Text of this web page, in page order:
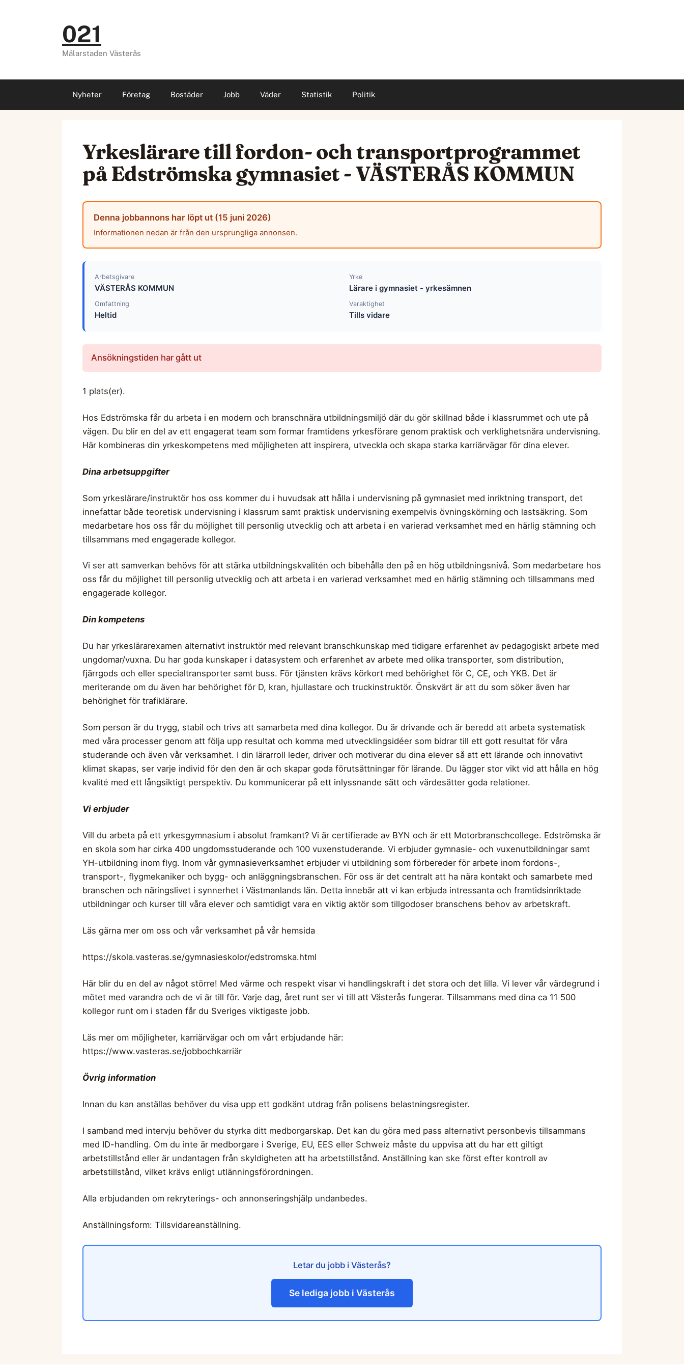
021
Mälarstaden Västerås
Nyheter Företag Bostäder Jobb Väder Statistik Politik
Yrkeslärare till fordon- och transportprogrammet
på Edströmska gymnasiet - VÄSTERÅS KOMMUN
Denna jobbannons har löpt ut (15 juni 2026)
Informationen nedan är från den ursprungliga annonsen.
Arbetsgivare
VÄSTERÅS KOMMUN
Yrke
Lärare i gymnasiet - yrkesämnen
Omfattning
Heltid
Varaktighet
Tills vidare
Ansökningstiden har gått ut
1 plats(er).
Hos Edströmska får du arbeta i en modern och branschnära utbildningsmiljö där du gör skillnad både i klassrummet och ute på
vägen. Du blir en del av ett engagerat team som formar framtidens yrkesförare genom praktisk och verklighetsnära undervisning.
Här kombineras din yrkeskompetens med möjligheten att inspirera, utveckla och skapa starka karriärvägar för dina elever.
Dina arbetsuppgifter
Som yrkeslärare/instruktör hos oss kommer du i huvudsak att hålla i undervisning på gymnasiet med inriktning transport, det
innefattar både teoretisk undervisning i klassrum samt praktisk undervisning exempelvis övningskörning och lastsäkring. Som
medarbetare hos oss får du möjlighet till personlig utvecklig och att arbeta i en varierad verksamhet med en härlig stämning och
tillsammans med engagerade kollegor.
Vi ser att samverkan behövs för att stärka utbildningskvalitén och bibehålla den på en hög utbildningsnivå. Som medarbetare hos
oss får du möjlighet till personlig utvecklig och att arbeta i en varierad verksamhet med en härlig stämning och tillsammans med
engagerade kollegor.
Din kompetens
Du har yrkeslärarexamen alternativt instruktör med relevant branschkunskap med tidigare erfarenhet av pedagogiskt arbete med
ungdomar/vuxna. Du har goda kunskaper i datasystem och erfarenhet av arbete med olika transporter, som distribution,
fjärrgods och eller specialtransporter samt buss. För tjänsten krävs körkort med behörighet för C, CE, och YKB. Det är
meriterande om du även har behörighet för D, kran, hjullastare och truckinstruktör. Önskvärt är att du som söker även har
behörighet för trafiklärare.
Som person är du trygg, stabil och trivs att samarbeta med dina kollegor. Du är drivande och är beredd att arbeta systematisk
med våra processer genom att följa upp resultat och komma med utvecklingsidéer som bidrar till ett gott resultat för våra
studerande och även vår verksamhet. I din lärarroll leder, driver och motiverar du dina elever så att ett lärande och innovativt
klimat skapas, ser varje individ för den den är och skapar goda förutsättningar för lärande. Du lägger stor vikt vid att hålla en hög
kvalité med ett långsiktigt perspektiv. Du kommunicerar på ett inlyssnande sätt och värdesätter goda relationer.
Vi erbjuder
Vill du arbeta på ett yrkesgymnasium i absolut framkant? Vi är certifierade av BYN och är ett Motorbranschcollege. Edströmska är
en skola som har cirka 400 ungdomsstuderande och 100 vuxenstuderande. Vi erbjuder gymnasie- och vuxenutbildningar samt
YH-utbildning inom flyg. Inom vår gymnasieverksamhet erbjuder vi utbildning som förbereder för arbete inom fordons-,
transport-, flygmekaniker och bygg- och anläggningsbranschen. För oss är det centralt att ha nära kontakt och samarbete med
branschen och näringslivet i synnerhet i Västmanlands län. Detta innebär att vi kan erbjuda intressanta och framtidsinriktade
utbildningar och kurser till våra elever och samtidigt vara en viktig aktör som tillgodoser branschens behov av arbetskraft.
Läs gärna mer om oss och vår verksamhet på vår hemsida
https://skola.vasteras.se/gymnasieskolor/edstromska.html
Här blir du en del av något större! Med värme och respekt visar vi handlingskraft i det stora och det lilla. Vi lever vår värdegrund i
mötet med varandra och de vi är till för. Varje dag, året runt ser vi till att Västerås fungerar. Tillsammans med dina ca 11 500
kollegor runt om i staden får du Sveriges viktigaste jobb.
Läs mer om möjligheter, karriärvägar och om vårt erbjudande här:
https://www.vasteras.se/jobbochkarriär
Övrig information
Innan du kan anställas behöver du visa upp ett godkänt utdrag från polisens belastningsregister.
I samband med intervju behöver du styrka ditt medborgarskap. Det kan du göra med pass alternativt personbevis tillsammans
med ID-handling. Om du inte är medborgare i Sverige, EU, EES eller Schweiz måste du uppvisa att du har ett giltigt
arbetstillstånd eller är undantagen från skyldigheten att ha arbetstillstånd. Anställning kan ske först efter kontroll av
arbetstillstånd, vilket krävs enligt utlänningsförordningen.
Alla erbjudanden om rekryterings- och annonseringshjälp undanbedes.
Anställningsform: Tillsvidareanställning.
Letar du jobb i Västerås?
Se lediga jobb i Västerås